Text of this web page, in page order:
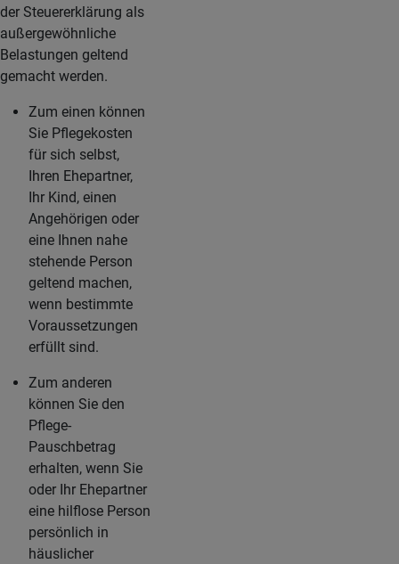
der Steuererklärung als
außergewöhnliche
Belastungen geltend
gemacht werden.
Zum einen können
Sie Pflegekosten
für sich selbst,
Ihren Ehepartner,
Ihr Kind, einen
Angehörigen oder
eine Ihnen nahe
stehende Person
geltend machen,
wenn bestimmte
Voraussetzungen
erfüllt sind.
Zum anderen
können Sie den
Pflege-
Pauschbetrag
erhalten, wenn Sie
oder Ihr Ehepartner
eine hilflose Person
persönlich in
häuslicher